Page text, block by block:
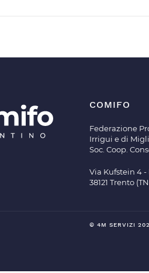
COMIFO
Federazione
Irrigui e di
Soc. Coop.
Via Kufstein 4
38121 Trento
© 4M SERVIZI